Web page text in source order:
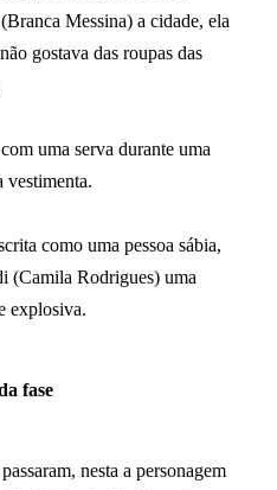
Messina) a cidade, ela
gostava das roupas das
uma serva durante uma
vestimenta.
como uma pessoa sábia,
(Camila Rodrigues) uma
explosiva.
fase
nesta a personagem